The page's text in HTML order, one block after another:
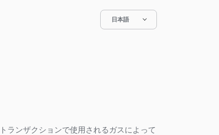
日本語
ンザクションで使用されるガスによって